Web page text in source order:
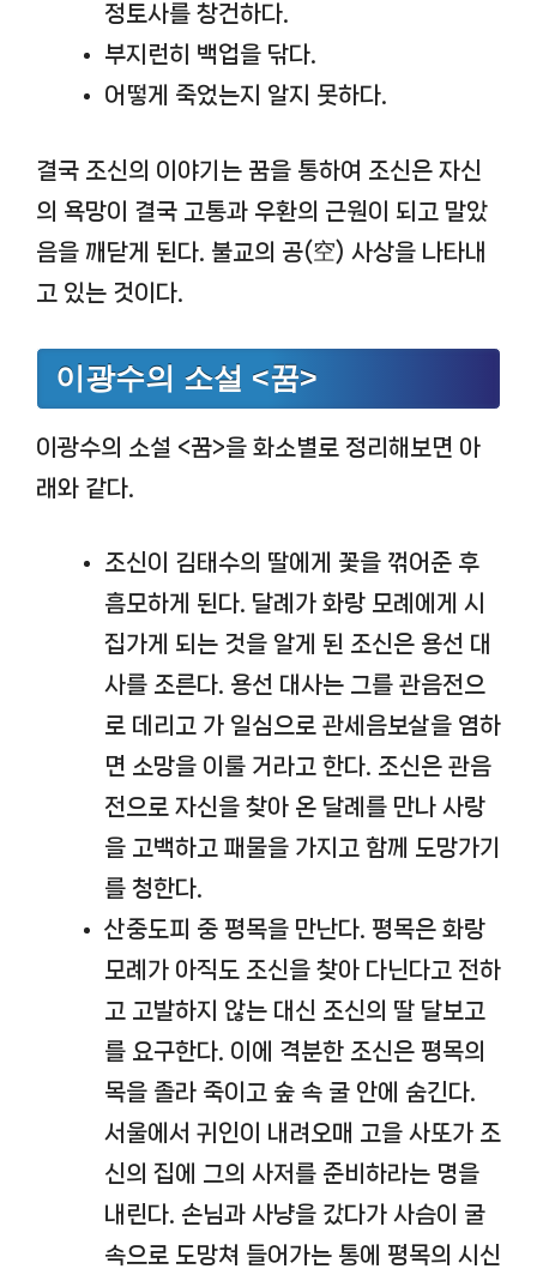
정토사를 창건하다.
부지런히 백업을 닦다.
어떻게 죽었는지 알지 못하다.
결국 조신의 이야기는 꿈을 통하여 조신은 자신
의 욕망이 결국 고통과 우환의 근원이 되고 말았
음을 깨닫게 된다. 불교의 공(空) 사상을 나타내
고 있는 것이다.
이광수의 소설 <꿈>
이광수의 소설 <꿈>을 화소별로 정리해보면 아
래와 같다.
조신이 김태수의 딸에게 꽃을 꺾어준 후
흠모하게 된다. 달례가 화랑 모례에게 시
집가게 되는 것을 알게 된 조신은 용선 대
사를 조른다. 용선 대사는 그를 관음전으
로 데리고 가 일심으로 관세음보살을 염하
면 소망을 이룰 거라고 한다. 조신은 관음
전으로 자신을 찾아 온 달례를 만나 사랑
을 고백하고 패물을 가지고 함께 도망가기
를 청한다.
산중도피 중 평목을 만난다. 평목은 화랑
모례가 아직도 조신을 찾아 다닌다고 전하
고 고발하지 않는 대신 조신의 딸 달보고
를 요구한다. 이에 격분한 조신은 평목의
목을 졸라 죽이고 숲 속 굴 안에 숨긴다.
서울에서 귀인이 내려오매 고을 사또가 조
신의 집에 그의 사저를 준비하라는 명을
내린다. 손님과 사냥을 갔다가 사슴이 굴
속으로 도망쳐 들어가는 통에 평목의 시신